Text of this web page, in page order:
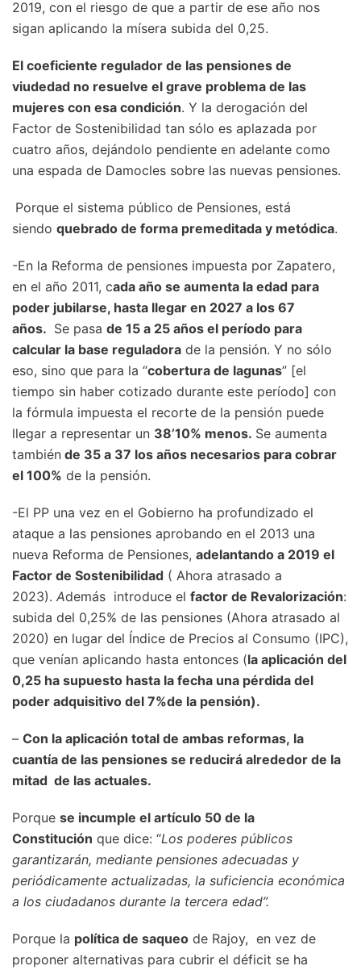
2019, con el riesgo de que a partir de ese año nos
sigan aplicando la mísera subida del 0,25.
El coeficiente regulador de las pensiones de
viudedad no resuelve el grave problema de las
mujeres con esa condición. Y la derogación del
Factor de Sostenibilidad tan sólo es aplazada por
cuatro años, dejándolo pendiente en adelante como
una espada de Damocles sobre las nuevas pensiones.
Porque el sistema público de Pensiones, está
siendo quebrado de forma premeditada y metódica.
-En la Reforma de pensiones impuesta por Zapatero,
en el año 2011, cada año se aumenta la edad para
poder jubilarse, hasta llegar en 2027 a los 67
años. Se pasa de 15 a 25 años el período para
calcular la base reguladora de la pensión. Y no sólo
eso, sino que para la “cobertura de lagunas” [el
tiempo sin haber cotizado durante este período] con
la fórmula impuesta el recorte de la pensión puede
llegar a representar un 38’10% menos. Se aumenta
también de 35 a 37 los años necesarios para cobrar
el 100% de la pensión.
-El PP una vez en el Gobierno ha profundizado el
ataque a las pensiones aprobando en el 2013 una
nueva Reforma de Pensiones, adelantando a 2019 el
Factor de Sostenibilidad ( Ahora atrasado a
2023). Además introduce el factor de Revalorización:
subida del 0,25% de las pensiones (Ahora atrasado al
2020) en lugar del Índice de Precios al Consumo (IPC),
que venían aplicando hasta entonces (la aplicación del
0,25 ha supuesto hasta la fecha una pérdida del
poder adquisitivo del 7%de la pensión).
– Con la aplicación total de ambas reformas, la
cuantía de las pensiones se reducirá alrededor de la
mitad de las actuales.
Porque se incumple el artículo 50 de la
Constitución que dice: “Los poderes públicos
garantizarán, mediante pensiones adecuadas y
periódicamente actualizadas, la suficiencia económica
a los ciudadanos durante la tercera edad”.
Porque la política de saqueo de Rajoy, en vez de
proponer alternativas para cubrir el déficit se ha